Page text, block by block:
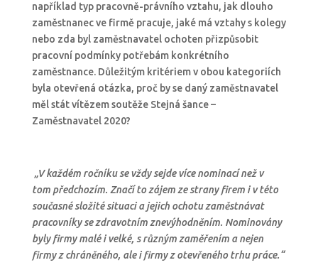
například typ pracovně-právního vztahu, jak dlouho
zaměstnanec ve firmě pracuje, jaké má vztahy s kolegy
nebo zda byl zaměstnavatel ochoten přizpůsobit
pracovní podmínky potřebám konkrétního
zaměstnance. Důležitým kritériem v obou kategoriích
byla otevřená otázka, proč by se daný zaměstnavatel
měl stát vítězem soutěže Stejná šance –
Zaměstnavatel 2020?
„V každém ročníku se vždy sejde více nominací než v
tom předchozím. Značí to zájem ze strany firem i v této
současné složité situaci a jejich ochotu zaměstnávat
pracovníky se zdravotním znevýhodněním. Nominovány
byly firmy malé i velké, s různým zaměřením a nejen
firmy z chráněného, ale i firmy z otevřeného trhu práce.“